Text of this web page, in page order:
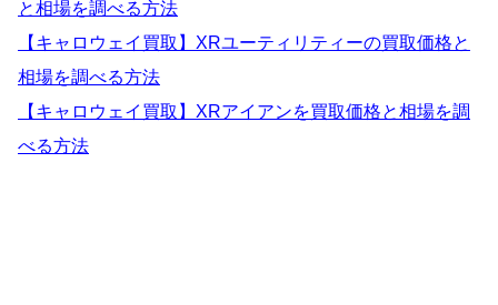
と相場を調べる方法
【キャロウェイ買取】XRユーティリティーの買取価格と
相場を調べる方法
【キャロウェイ買取】XRアイアンを買取価格と相場を調
べる方法